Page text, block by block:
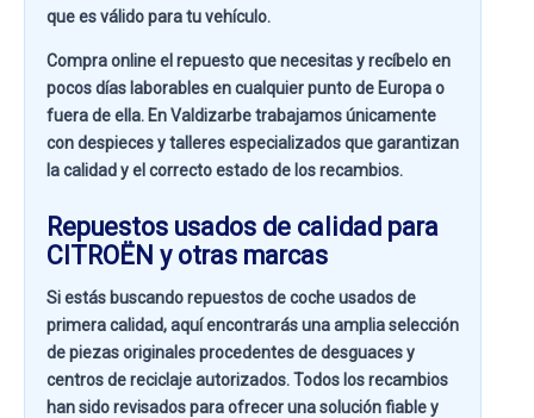
que es válido para tu vehículo.
Compra online el repuesto que necesitas y recíbelo en
pocos días laborables en cualquier punto de Europa o
fuera de ella. EnValdizarbetrabajamos únicamente
con despieces y talleres especializados que garantizan
la calidad y el correcto estado de los recambios.
Repuestos usados de calidad para
CITROËN y otras marcas
Si estás buscandorepuestos de coche usados de
primera calidad, aquí encontrarás una amplia selección
de piezas originales procedentes de desguaces y
centros de reciclaje autorizados. Todos los recambios
han sido revisados para ofrecer una solución fiable y